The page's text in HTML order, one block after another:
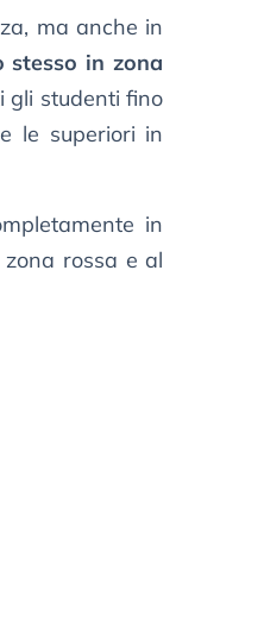
ma anche in
stesso in zona
gli studenti fino
le superiori in
in
rossa e al